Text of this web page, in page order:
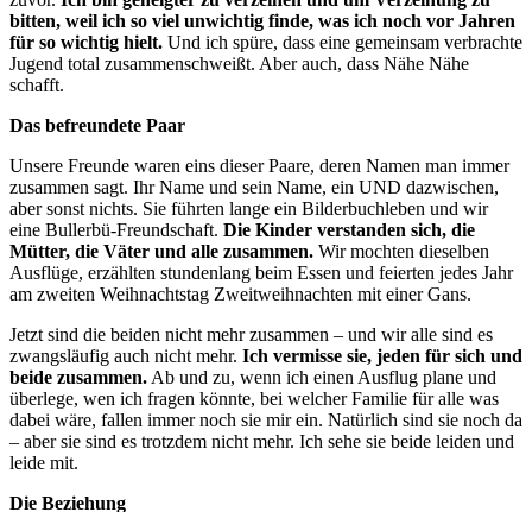
bitten, weil ich so viel unwichtig finde, was ich noch vor Jahren
für so wichtig hielt. Und ich spüre, dass eine gemeinsam verbrachte
Jugend total zusammenschweißt. Aber auch, dass Nähe Nähe
schafft.
Das befreundete Paar
Unsere Freunde waren eins dieser Paare, deren Namen man immer
zusammen sagt. Ihr Name und sein Name, ein UND dazwischen,
aber sonst nichts. Sie führten lange ein Bilderbuchleben und wir
eine Bullerbü-Freundschaft. Die Kinder verstanden sich, die
Mütter, die Väter und alle zusammen. Wir mochten dieselben
Ausflüge, erzählten stundenlang beim Essen und feierten jedes Jahr
am zweiten Weihnachtstag Zweitweihnachten mit einer Gans.
Jetzt sind die beiden nicht mehr zusammen – und wir alle sind es
zwangsläufig auch nicht mehr. Ich vermisse sie, jeden für sich und
beide zusammen.Ab und zu, wenn ich einen Ausflug plane und
überlege, wen ich fragen könnte, bei welcher Familie für alle was
dabei wäre, fallen immer noch sie mir ein. Natürlich sind sie noch da
– aber sie sind es trotzdem nicht mehr. Ich sehe sie beide leiden und
leide mit.
Die Beziehung